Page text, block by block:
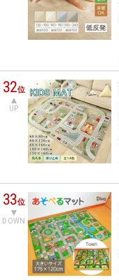
32位
UP
33位
DOWN